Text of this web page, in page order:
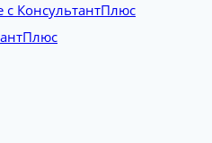
с КонсультантПлюс